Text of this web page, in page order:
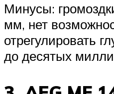
Минусы:
мм, нет
отрегулировать
до десятых